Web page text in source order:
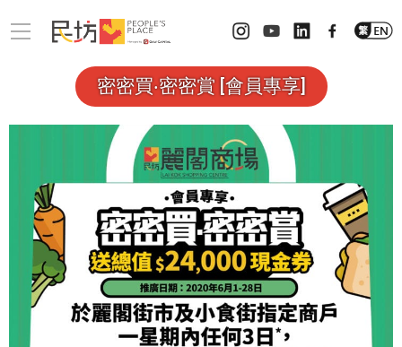
密密買‧密密賞 [會員專享]